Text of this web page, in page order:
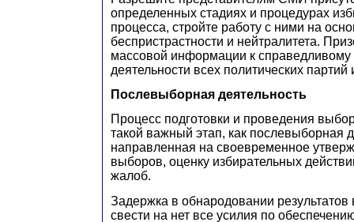
определенных стадиях и процедурах
процесса, стройте работу с ними на
беспристрастности и нейтралитета.
массовой информации к
деятельности всех политических партий
Послевыборная деятельность
Процесс подготовки и проведения
такой важный этап, как послевыборная
направленная на своевременное
выборов, оценку избирательных
жалоб.
Задержка в обнародовании
свести на нет все усилия по